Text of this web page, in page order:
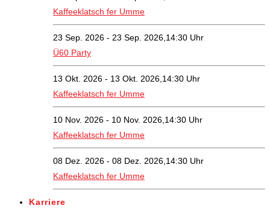
Kaffeeklatsch fer Umme
23 Sep. 2026 - 23 Sep. 2026,14:30 Uhr
Ü60 Party
13 Okt. 2026 - 13 Okt. 2026,14:30 Uhr
Kaffeeklatsch fer Umme
10 Nov. 2026 - 10 Nov. 2026,14:30 Uhr
Kaffeeklatsch fer Umme
08 Dez. 2026 - 08 Dez. 2026,14:30 Uhr
Kaffeeklatsch fer Umme
Karriere